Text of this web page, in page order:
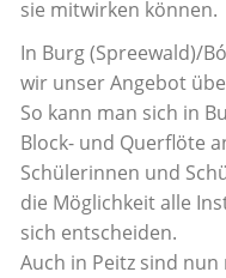
sie mitwirken können.
In Burg (Spreewald)/
wir unser Angebot
So kann man sich in
Block- und Querflöte
Schülerinnen und
die Möglichkeit alle
sich entscheiden.
Auch in Peitz sind